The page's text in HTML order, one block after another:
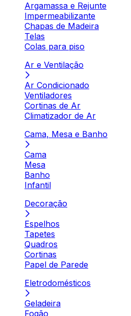
Argamassa e Rejunte
Impermeabilizante
Chapas de Madeira
Telas
Colas para piso
Ar e Ventilação
Ar Condicionado
Ventiladores
Cortinas de Ar
Climatizador de Ar
Cama, Mesa e Banho
Cama
Mesa
Banho
Infantil
Decoração
Espelhos
Tapetes
Quadros
Cortinas
Papel de Parede
Eletrodomésticos
Geladeira
Fogão